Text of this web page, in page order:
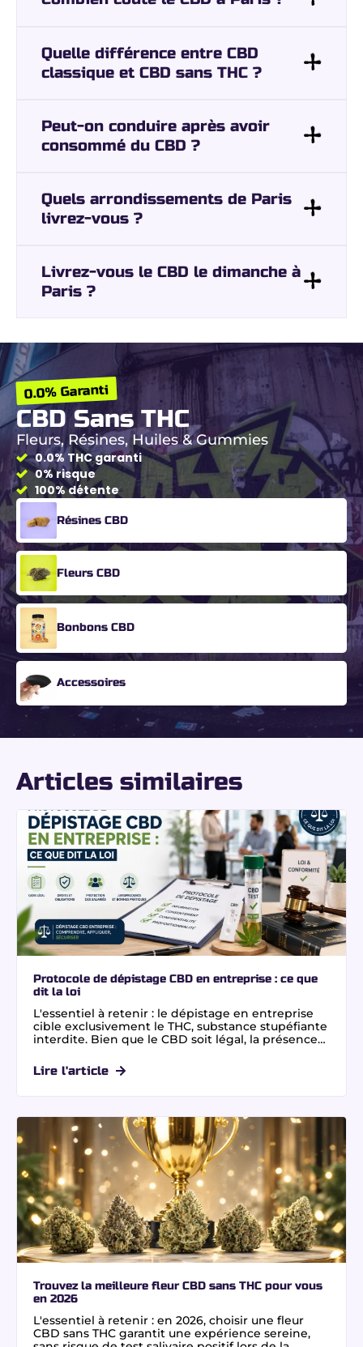
Quelle différence entre CBD
classique et CBD sans THC ?
Peut-on conduire après avoir
consommé du CBD ?
Quels arrondissements de Paris
livrez-vous ?
Livrez-vous le CBD le dimanche à
Paris ?
CBD Sans THC
Fleurs, Résines, Huiles & Gummies
0.0% Garanti
0.0% THC garanti
0% risque
100% détente
Résines CBD
Fleurs CBD
Bonbons CBD
Accessoires
Articles similaires
Protocole de dépistage CBD en entreprise : ce que
dit la loi
L'essentiel à retenir : le dépistage en entreprise
cible exclusivement le THC, substance stupéfiante
interdite. Bien que le CBD soit légal, la présence
test positif sanctionnable. Choisir des fleurs CBD
sans THC et résines certifiées 0,0% THC en
aucun seuil d'imprégnation lors des contrôles.
Lire l'article
Trouvez la meilleure fleur CBD sans THC pour vous
en 2026
L'essentiel à retenir : en 2026, choisir une fleur
CBD sans THC garantit une expérience sereine,